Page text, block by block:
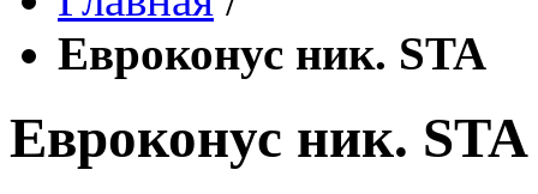
Евроконус ник. STA
Евроконус ник. STA